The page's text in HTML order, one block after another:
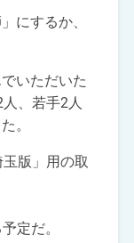
にするか、
いただいた
、若手2人
。
版」用の取
予定だ。